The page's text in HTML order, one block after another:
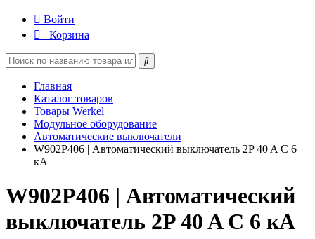
Войти
Корзина
Главная
Каталог товаров
Товары Werkel
Модульное оборудование
Автоматические выключатели
W902P406 | Автоматический выключатель 2P 40 A C 6
кА
W902P406 | Автоматический
выключатель 2P 40 A C 6 кА